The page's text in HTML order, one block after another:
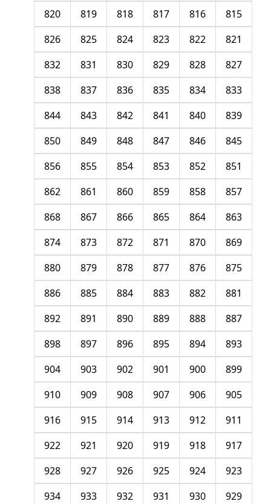
815
816
817
818
819
820
821
822
823
824
825
826
827
828
829
830
831
832
833
834
835
836
837
838
839
840
841
842
843
844
845
846
847
848
849
850
851
852
853
854
855
856
857
858
859
860
861
862
863
864
865
866
867
868
869
870
871
872
873
874
875
876
877
878
879
880
881
882
883
884
885
886
887
888
889
890
891
892
893
894
895
896
897
898
899
900
901
902
903
904
905
906
907
908
909
910
911
912
913
914
915
916
917
918
919
920
921
922
923
924
925
926
927
928
929
930
931
932
933
934